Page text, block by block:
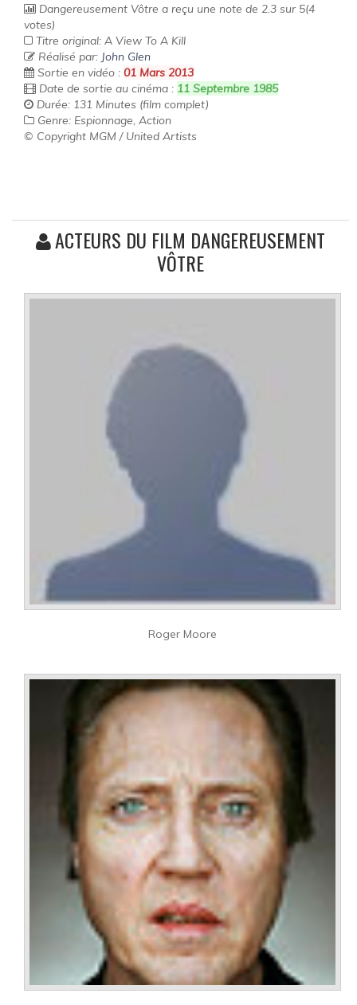
Dangereusement Vôtre a reçu une note de 2.3 sur 5(4
votes)
Titre original: A View To A Kill
Réalisé par: John Glen
Sortie en vidéo : 01 Mars 2013
Date de sortie au cinéma : 11 Septembre 1985
Durée: 131 Minutes (film complet)
Genre: Espionnage, Action
© Copyright MGM / United Artists
ACTEURS DU FILM DANGEREUSEMENT
VÔTRE
Roger Moore